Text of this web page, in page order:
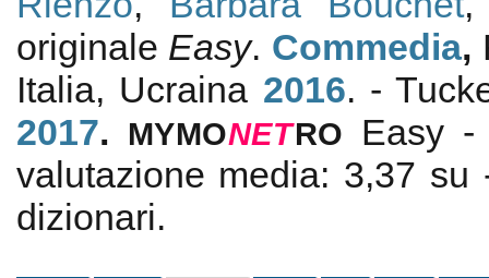
originale Easy. Commedia,
Italia, Ucraina 2016. -
2017. MYMONETRO
Easy -
valutazione media: 3,37 su
dizionari.